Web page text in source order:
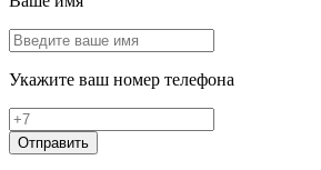
Укажите ваш номер телефона
Отправить